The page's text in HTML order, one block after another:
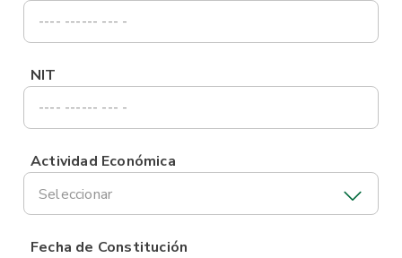
NIT
Actividad Económica
Seleccionar
Fecha de Constitución